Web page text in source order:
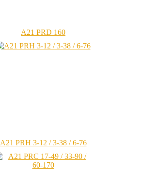
A21 PRD 160
A21 PRH 3-12 / 3-38 / 6-76